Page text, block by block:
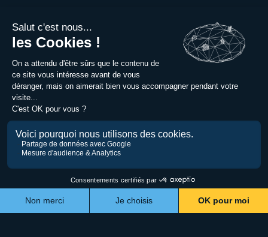
Métiers
Impression 3D et métiers d’art : visite chez SYOS
Et si l'impression 3D n'était pas l'ennemie des savoir-faire